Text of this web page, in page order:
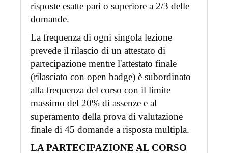
risposte esatte pari o superiore a 2/3 delle
domande.
La frequenza di ogni singola lezione
prevede il rilascio di un attestato di
partecipazione mentre l'attestato finale
(rilasciato con open badge) è subordinato
alla frequenza del corso con il limite
massimo del 20% di assenze e al
superamento della prova di valutazione
finale di 45 domande a risposta multipla.
LA PARTECIPAZIONE AL CORSO